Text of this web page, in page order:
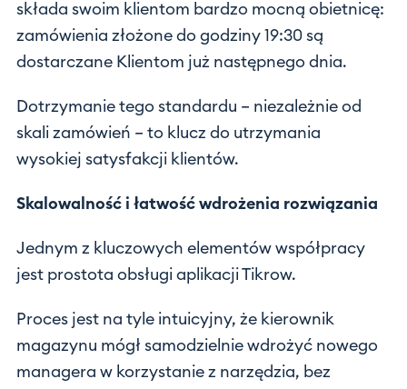
składa swoim klientom bardzo mocną obietnicę:
zamówienia złożone do godziny 19:30 są
dostarczane Klientom już następnego dnia.
Dotrzymanie tego standardu – niezależnie od
skali zamówień – to klucz do utrzymania
wysokiej satysfakcji klientów.
Skalowalność i łatwość wdrożenia rozwiązania
Jednym z kluczowych elementów współpracy
jest prostota obsługi aplikacji Tikrow.
Proces jest na tyle intuicyjny, że kierownik
magazynu mógł samodzielnie wdrożyć nowego
managera w korzystanie z narzędzia, bez